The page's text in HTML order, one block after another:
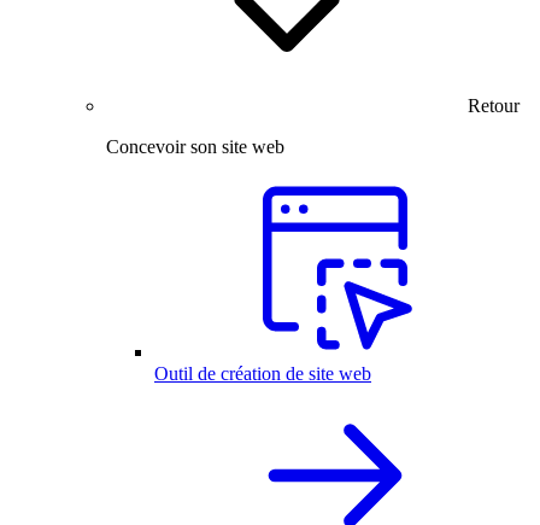
Retour
Concevoir son site web
Outil de création de site web